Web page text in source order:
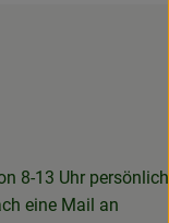
8-13 Uhr persönlich
eine Mail an